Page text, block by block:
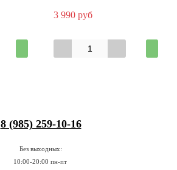
3 990 руб
8 (985) 259-10-16
Без выходных:
10:00-20:00 пн-пт